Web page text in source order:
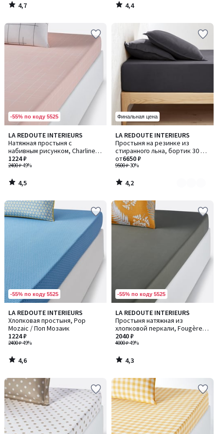
4,7
/
4,4
/
-55% по коду 5525
LA REDOUTE INTERIEURS
Натяжная простыня с
набивным рисунком, Charline /
Шарлин
2400 ₽-49%
1224 ₽
4,5
/ 5
4,5
/
Финальная цена
LA REDOUTE INTERIEURS
Простыня на резинке из
стиранного льна, бортик 30 см,
Linot / Линот.
9500 ₽-30%
от6650 ₽
4,2
/ 5
Количество
цветов:
10
4,2
/
-55% по коду 5525
LA REDOUTE INTERIEURS
Хлопковая простыня, Pop
Mozaic / Поп Мозаик
2400 ₽-49%
1224 ₽
4,6
/ 5
4,6
/
-55% по коду 5525
LA REDOUTE INTERIEURS
Простыня натяжная из
хлопковой перкали, Fougère /
Фужер
4000 ₽-49%
2040 ₽
4,3
/ 5
4,3
/